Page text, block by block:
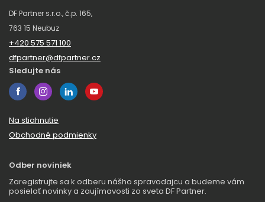
DF Partner s.r.o., č.p. 165,
763 15 Neubuz
+420 575 571 100
dfpartner@dfpartner.cz
Sledujte nás
Na stiahnutie
Obchodné podmienky
Odber noviniek
Zaregistrujte sa k odberu nášho spravodajcu a budeme vám
posielať novinky a zaujímavosti zo sveta DF Partner.